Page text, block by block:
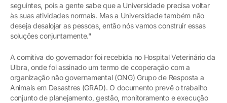
seguintes, pois a gente sabe que a Universidade precisa voltar
às suas atividades normais. Mas a Universidade também não
deseja desalojar as pessoas, então nós vamos construir essas
soluções conjuntamente."
A comitiva do governador foi recebida no Hospital Veterinário da
Ulbra, onde foi assinado um termo de cooperação com a
organização não governamental (ONG) Grupo de Resposta a
Animais em Desastres (GRAD). O documento prevê o trabalho
conjunto de planejamento, gestão, monitoramento e execução